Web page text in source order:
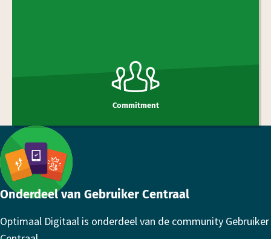
Commitment
Footer
Onderdeel van Gebruiker Centraal
Optimaal Digitaal is onderdeel van de community Gebruiker